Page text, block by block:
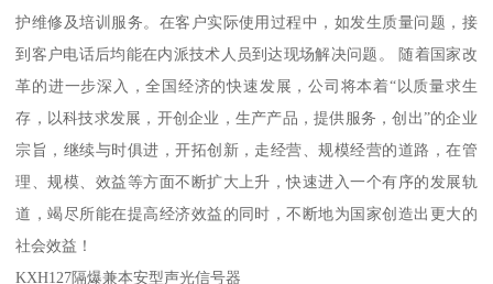
护维修及培训服务。在客户实际使用过程中，如发生质量问题，接
到客户电话后均能在内派技术人员到达现场解决问题。 随着国家改
革的进一步深入，全国经济的快速发展，公司将本着“以质量求生
存，以科技求发展，开创企业，生产产品，提供服务，创出”的企业
宗旨，继续与时俱进，开拓创新，走经营、规模经营的道路，在管
理、规模、效益等方面不断扩大上升，快速进入一个有序的发展轨
道，竭尽所能在提高经济效益的同时，不断地为国家创造出更大的
社会效益！
KXH127隔爆兼本安型声光信号器